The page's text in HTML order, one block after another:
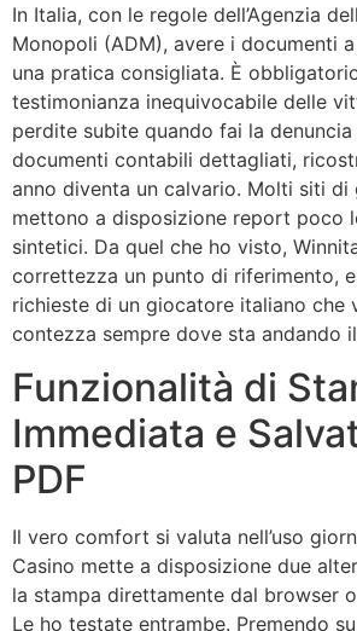
In Italia, con le regole dell’Agenzia
Monopoli (ADM), avere i documenti
una pratica consigliata. È
testimonianza inequivocabile delle
perdite subite quando fai la
documenti contabili dettagliati,
anno diventa un calvario. Molti siti di
mettono a disposizione report poco
sintetici. Da quel che ho visto,
correttezza un punto di riferimento,
richieste di un giocatore italiano che
contezza sempre dove sta andando
Funzionalità di
Immediata e
PDF
Il vero comfort si valuta nell’uso
Casino mette a disposizione due
la stampa direttamente dal browser o
Le ho testate entrambe. Premendo su